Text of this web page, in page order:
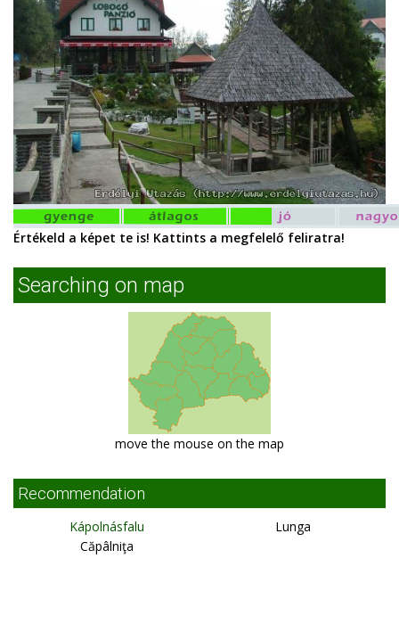
Értékeld a képet te is! Kattints a megfelelő feliratra!
Searching on map
move the mouse on the map
Recommendation
Kápolnásfalu
Căpâlniţa
Lunga